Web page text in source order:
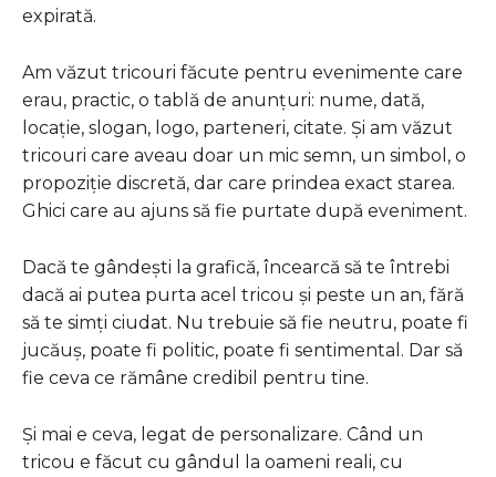
expirată.
Am văzut tricouri făcute pentru evenimente care
erau, practic, o tablă de anunțuri: nume, dată,
locație, slogan, logo, parteneri, citate. Și am văzut
tricouri care aveau doar un mic semn, un simbol, o
propoziție discretă, dar care prindea exact starea.
Ghici care au ajuns să fie purtate după eveniment.
Dacă te gândești la grafică, încearcă să te întrebi
dacă ai putea purta acel tricou și peste un an, fără
să te simți ciudat. Nu trebuie să fie neutru, poate fi
jucăuș, poate fi politic, poate fi sentimental. Dar să
fie ceva ce rămâne credibil pentru tine.
Și mai e ceva, legat de personalizare. Când un
tricou e făcut cu gândul la oameni reali, cu